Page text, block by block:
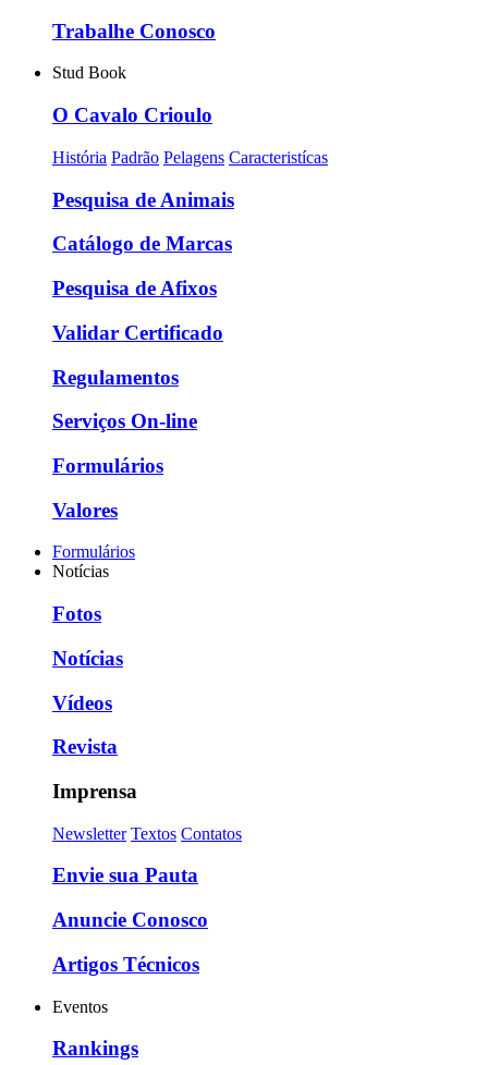
Trabalhe Conosco
Stud Book
O Cavalo Crioulo
História Padrão Pelagens Caracteristícas
Pesquisa de Animais
Catálogo de Marcas
Pesquisa de Afixos
Validar Certificado
Regulamentos
Serviços On-line
Formulários
Valores
Formulários
Notícias
Fotos
Notícias
Vídeos
Revista
Imprensa
Newsletter Textos Contatos
Envie sua Pauta
Anuncie Conosco
Artigos Técnicos
Eventos
Rankings